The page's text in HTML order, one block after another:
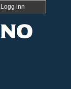
Logg inn